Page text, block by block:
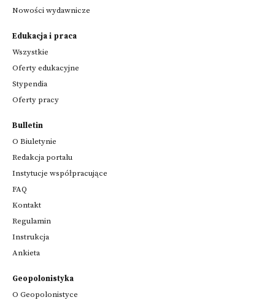
Nowości wydawnicze
Edukacja i praca
Wszystkie
Oferty edukacyjne
Stypendia
Oferty pracy
Bulletin
O Biuletynie
Redakcja portalu
Instytucje współpracujące
FAQ
Kontakt
Regulamin
Instrukcja
Ankieta
Geopolonistyka
O Geopolonistyce